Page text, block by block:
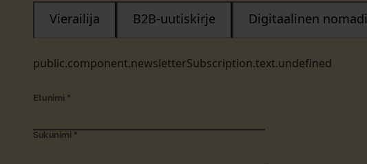
public.component.newsletterSubscription.text.undefined
Vierailija B2B-uutiskirje Digitaalinen nomadi
Etunimi *
Sukunimi *